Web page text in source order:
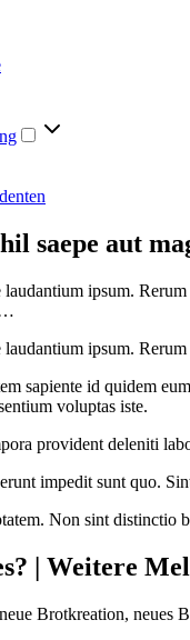
saepe aut
ipsum.
ipsum.
sapiente id quidem
voluptas iste.
provident deleniti
impedit sunt quo.
Non sint distinctio
| Weitere
Brotkreation, neues